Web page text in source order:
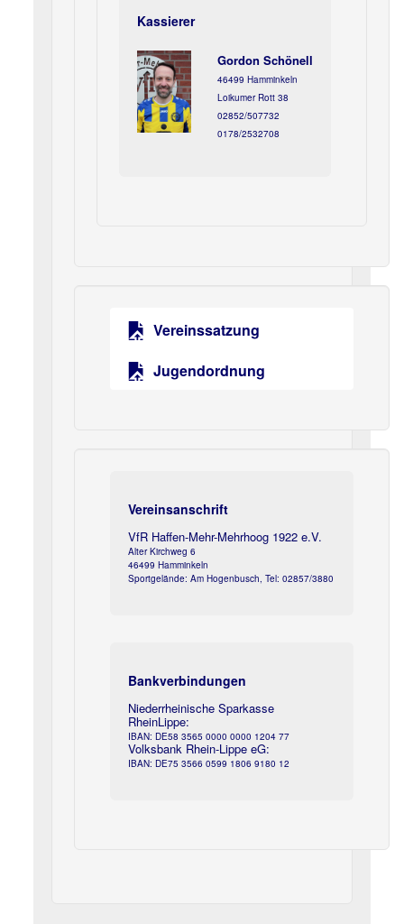
Kassierer
Gordon Schönell
46499 Hamminkeln
Loikumer Rott 38
02852/507732
0178/2532708
Vereinssatzung
Jugendordnung
Vereinsanschrift
VfR Haffen-Mehr-Mehrhoog 1922 e.V.
Alter Kirchweg 6
46499 Hamminkeln
Sportgelände: Am Hogenbusch, Tel: 02857/3880
Bankverbindungen
Niederrheinische Sparkasse
RheinLippe:
IBAN: DE58 3565 0000 0000 1204 77
Volksbank Rhein-Lippe eG:
IBAN: DE75 3566 0599 1806 9180 12